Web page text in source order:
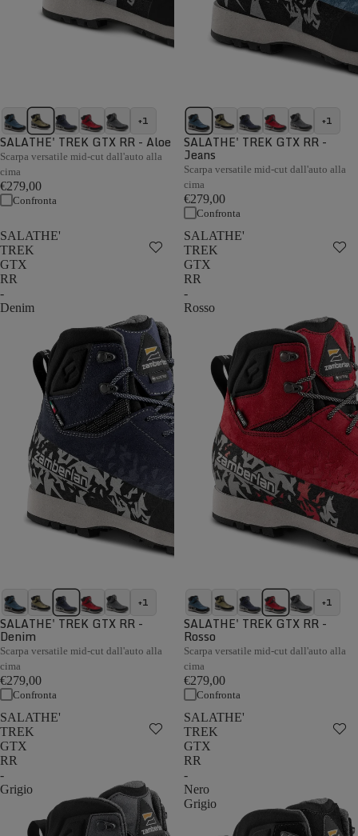
+1
SALATHE' TREK GTX RR - Aloe
Scarpa versatile mid-cut dall'auto alla
cima
€279,00
Confronta
+1
SALATHE' TREK GTX RR -
Jeans
Scarpa versatile mid-cut dall'auto alla
cima
€279,00
Confronta
SALATHE'
TREK
GTX
RR
-
Denim
+1
SALATHE' TREK GTX RR -
Denim
Scarpa versatile mid-cut dall'auto alla
cima
€279,00
Confronta
SALATHE'
TREK
GTX
RR
-
Rosso
+1
SALATHE' TREK GTX RR -
Rosso
Scarpa versatile mid-cut dall'auto alla
cima
€279,00
Confronta
SALATHE'
TREK
GTX
RR
-
Grigio
SALATHE'
TREK
GTX
RR
-
Nero
Grigio